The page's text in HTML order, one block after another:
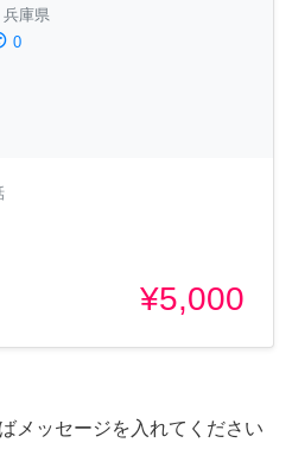
兵庫県
0
¥5,000
メッセージを入れてください